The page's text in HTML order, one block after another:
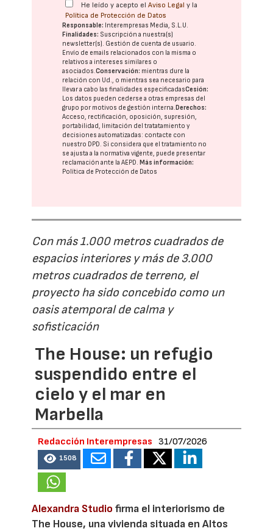
He leído y acepto elAviso Legal y la
Política de Protección de Datos
Responsable: Interempresas Media, S.L.U.
Finalidades: Suscripción a nuestra(s)
newsletter(s). Gestión de cuenta de usuario.
Envío de emails relacionados con la misma o
relativos a intereses similares o
asociados.Conservación: mientras dure la
relación con Ud., o mientras sea necesario para
llevar a cabo las finalidades especificadasCesión:
Los datos pueden cederse a otras empresas del
grupo por motivos de gestión interna. Derechos:
Acceso, rectificación, oposición, supresión,
portabilidad, limitación del tratatamiento y
decisiones automatizadas: contacte con
nuestro DPD. Si considera que el tratamiento no
se ajusta a la normativa vigente, puede presentar
reclamación ante laAEPD. Más información:
Política de Protección de Datos
Con más 1.000 metros cuadrados de
espacios interiores y más de 3.000
metros cuadrados de terreno, el
proyecto ha sido concebido como un
oasis atemporal de calma y
sofisticación
The House: un refugio
suspendido entre el
cielo y el mar en
Marbella
Redacción Interempresas 31/07/2026
1508
Alexandra Studio firma el interiorismo de
The House, una vivienda situada en Altos